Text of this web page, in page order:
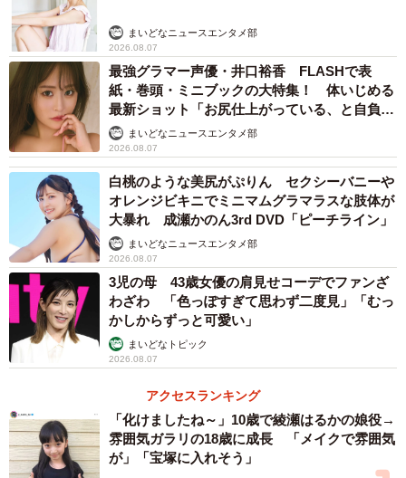
まいどなニュースエンタメ部
2026.08.07
最強グラマー声優・井口裕香 FLASHで表
紙・巻頭・ミニブックの大特集！ 体いじめる
最新ショット「お尻仕上がっている、と自負し
ています」「いくつになっても理想の身体でい
たい」
まいどなニュースエンタメ部
2026.08.07
白桃のような美尻がぷりん セクシーバニーや
オレンジビキニでミニマムグラマラスな肢体が
大暴れ 成瀬かのん3rd DVD「ピーチライン」
まいどなニュースエンタメ部
2026.08.07
3児の母 43歳女優の肩見せコーデでファンざ
わざわ 「色っぽすぎて思わず二度見」「むっ
かしからずっと可愛い」
まいどなトピック
2026.08.07
アクセスランキング
「化けましたね～」10歳で綾瀬はるかの娘役→
雰囲気ガラリの18歳に成長 「メイクで雰囲気
が」「宝塚に入れそう」